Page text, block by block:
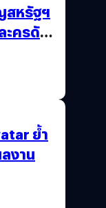
สหรัฐฯ
ะครดัง
ย้ำ
งาน